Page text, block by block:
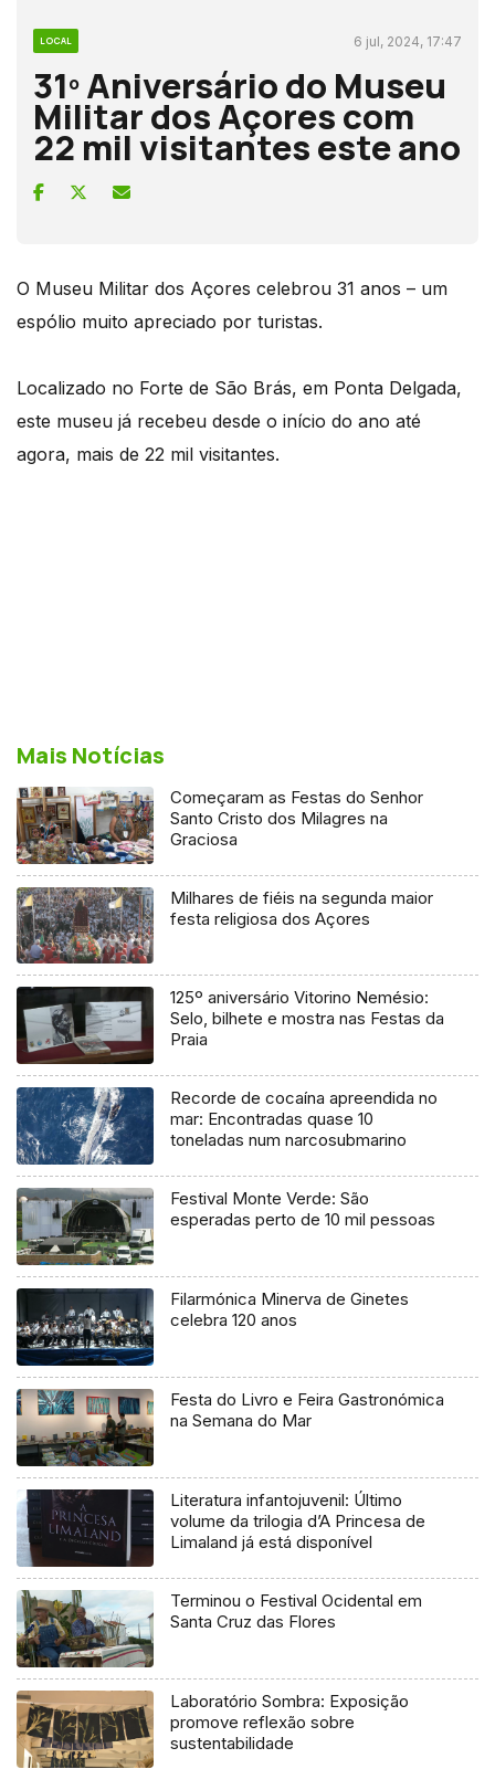
LOCAL 6 jul, 2024, 17:47
31º Aniversário do Museu
Militar dos Açores com
22 mil visitantes este ano
O Museu Militar dos Açores celebrou 31 anos – um
espólio muito apreciado por turistas.
Localizado no Forte de São Brás, em Ponta Delgada,
este museu já recebeu desde o início do ano até
agora, mais de 22 mil visitantes.
Mais Notícias
Começaram as Festas do Senhor
Santo Cristo dos Milagres na
Graciosa
Milhares de fiéis na segunda maior
festa religiosa dos Açores
125º aniversário Vitorino Nemésio:
Selo, bilhete e mostra nas Festas da
Praia
Recorde de cocaína apreendida no
mar: Encontradas quase 10
toneladas num narcosubmarino
Festival Monte Verde: São
esperadas perto de 10 mil pessoas
Filarmónica Minerva de Ginetes
celebra 120 anos
Festa do Livro e Feira Gastronómica
na Semana do Mar
Literatura infantojuvenil: Último
volume da trilogia d’A Princesa de
Limaland já está disponível
Terminou o Festival Ocidental em
Santa Cruz das Flores
Laboratório Sombra: Exposição
promove reflexão sobre
sustentabilidade